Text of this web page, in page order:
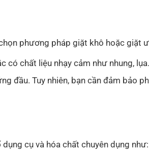
phương pháp giặt khô hoặc giặt
có chất liệu nhạy cảm như nhung, lụa.
đầu. Tuy nhiên, bạn cần đảm bảo
cụ và hóa chất chuyên dụng như: